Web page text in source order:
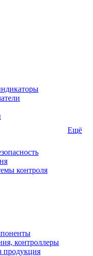
контроля
контроллеры
продукция
Ещё